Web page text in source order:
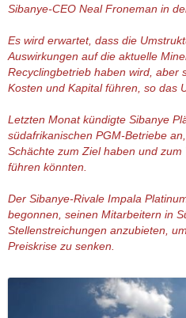
Sibanye-CEO Neal Froneman in
Es wird erwartet, dass die
Auswirkungen auf die aktuelle
Recyclingbetrieb haben wird, aber
Kosten und Kapital führen, so das
Letzten Monat kündigte Sibanye
südafrikanischen PGM-Betriebe
Schächte zum Ziel haben und
führen könnten.
Der Sibanye-Rivale Impala
begonnen, seinen Mitarbeitern in
Stellenstreichungen anzubieten,
Preiskrise zu senken.